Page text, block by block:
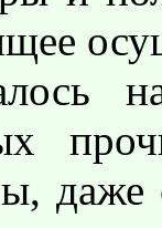
даже